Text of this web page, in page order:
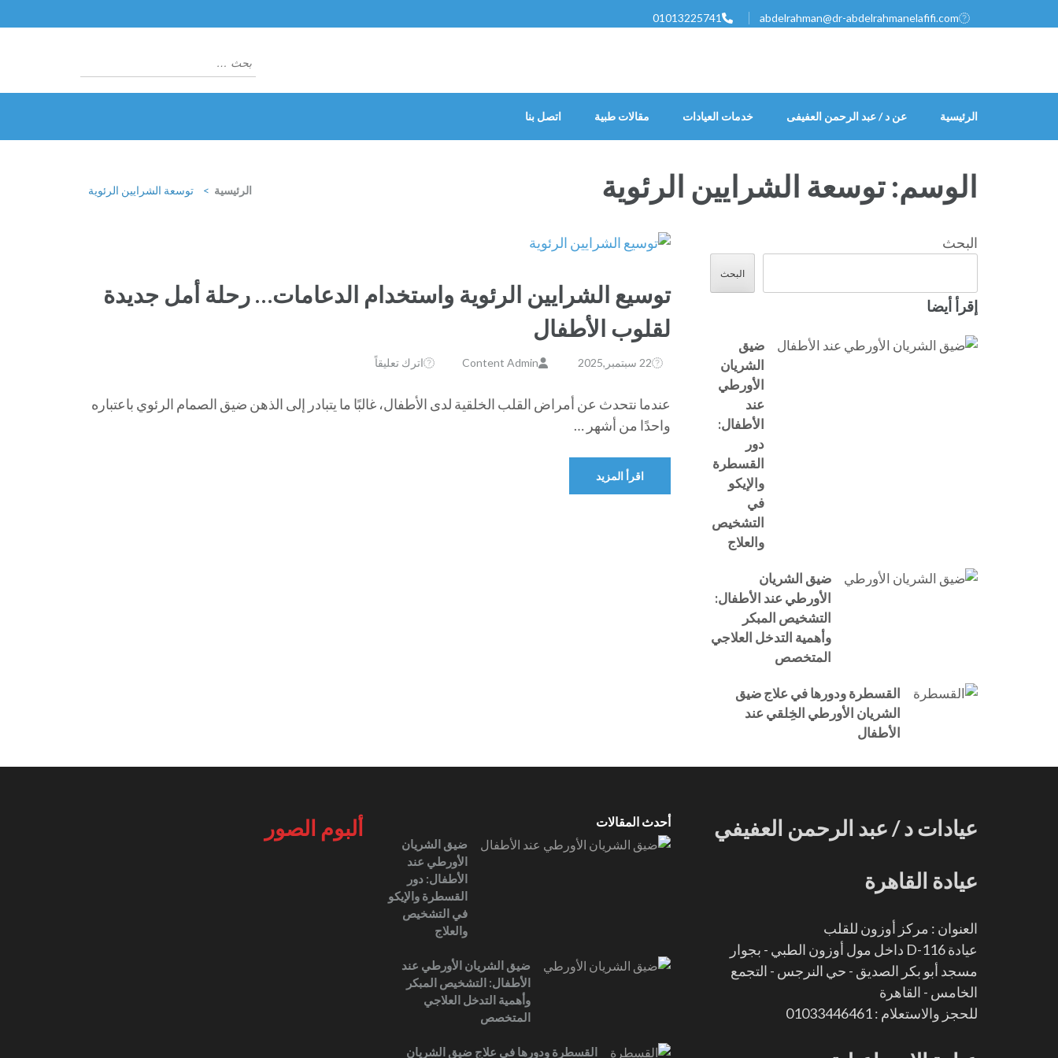
إلى
Enter)
abdelrahman@dr-abdelrahmanelafifi.com
01013225741
البحث
عن:
الرئيسية عن د / عبد الرحمن العفيفى خدمات العيادات مقالات طبية اتصل بنا
الوسم:توسعة الشرايين الرئوية الرئيسية > توسعة الشرايين الرئوية
توسيع الشرايين الرئوية واستخدام الدعامات… رحلة أمل جديدة
لقلوب الأطفال
22 سبتمبر,2025 Content Admin اترك تعليقاً
عندما نتحدث عن أمراض القلب الخلقية لدى الأطفال، غالبًا ما يتبادر إلى الذهن ضيق الصمام الرئوي باعتباره
واحدًا من أشهر …
اقرأ المزيد
البحث
البحث
إقرأ أيضا
ضيق
الشريان
الأورطي
عند
الأطفال:
دور
القسطرة
والإيكو
في
التشخيص
والعلاج
ضيق الشريان
الأورطي عند الأطفال:
التشخيص المبكر
وأهمية التدخل العلاجي
المتخصص
القسطرة ودورها في علاج ضيق
الشريان الأورطي الخِلقي عند
الأطفال
عيادات د / عبد الرحمن العفيفي
عيادة القاهرة
العنوان : مركز أوزون للقلب
عيادة D-116 داخل مول أوزون الطبي - بجوار
مسجد أبو بكر الصديق - حي النرجس - التجمع
الخامس - القاهرة
للحجز والاستعلام : 01033446461
أحدث المقالات
ضيق الشريان
الأورطي عند
الأطفال: دور
القسطرة والإيكو
في التشخيص
والعلاج
ضيق الشريان الأورطي عند
الأطفال: التشخيص المبكر
وأهمية التدخل العلاجي
المتخصص
القسطرة ودورها في علاج ضيق الشريان
ألبوم الصور